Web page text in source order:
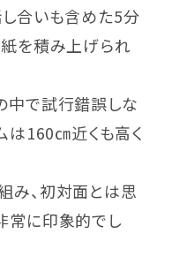
し合いも含めた5分
を積み上げられ
中で試行錯誤しな
は160㎝近くも高く
み、初対面とは思
常に印象的でし